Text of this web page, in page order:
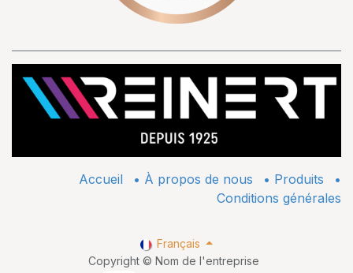
Accueil • À propos de nous • ​Produits
•
Conditions générales
Copyright © Nom de l'entreprise
Français